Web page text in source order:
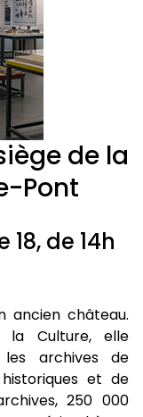
de la
Pont
de 14h
ancien château.
la Culture, elle
archives de
et de
250 000